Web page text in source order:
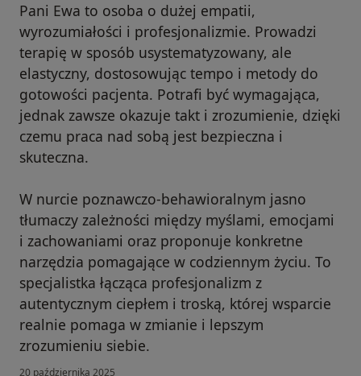
Pani Ewa to osoba o dużej empatii,
wyrozumiałości i profesjonalizmie. Prowadzi
terapię w sposób usystematyzowany, ale
elastyczny, dostosowując tempo i metody do
gotowości pacjenta. Potrafi być wymagająca,
jednak zawsze okazuje takt i zrozumienie, dzięki
czemu praca nad sobą jest bezpieczna i
skuteczna.
W nurcie poznawczo-behawioralnym jasno
tłumaczy zależności między myślami, emocjami
i zachowaniami oraz proponuje konkretne
narzędzia pomagające w codziennym życiu. To
specjalistka łącząca profesjonalizm z
autentycznym ciepłem i troską, której wsparcie
realnie pomaga w zmianie i lepszym
zrozumieniu siebie.
20 października 2025